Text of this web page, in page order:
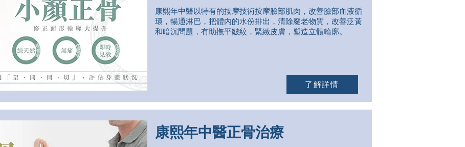
康熙年中醫以特有的按摩技術按摩臉部肌肉，改善臉部血液循
環，暢通淋巴，把體內的水份排出，清除廢老物質，改善泛黃
和暗沉問題，有助撫平皺紋，緊緻皮膚，塑造立體輪廓。
了解詳情
康熙年中醫正骨治療